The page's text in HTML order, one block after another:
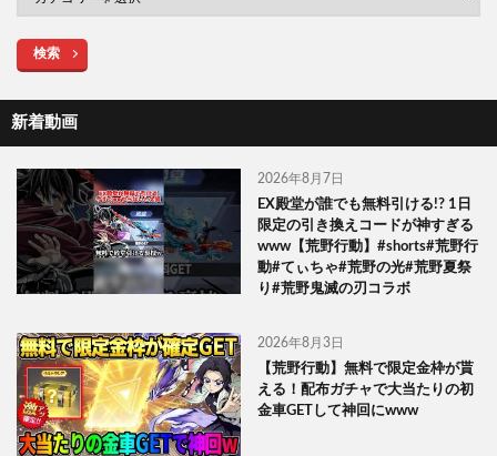
検索
新着動画
2026年8月7日
EX殿堂が誰でも無料引ける!? 1日
限定の引き換えコードが神すぎる
www【荒野行動】#shorts#荒野行
動#てぃちゃ#荒野の光#荒野夏祭
り#荒野鬼滅の刃コラボ
2026年8月3日
【荒野行動】無料で限定金枠が貰
える！配布ガチャで大当たりの初
金車GETして神回にwww